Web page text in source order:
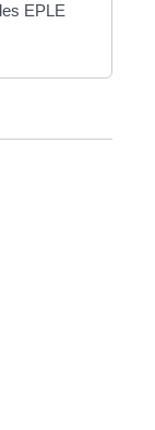
EPLE